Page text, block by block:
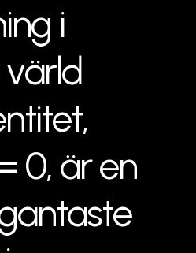
ing i
värld
ntitet,
0, ären
antaste